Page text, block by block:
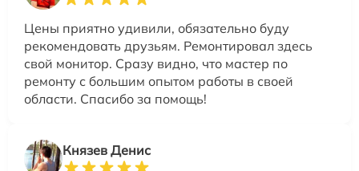
Цены приятно удивили, обязательно буду
рекомендовать друзьям. Ремонтировал здесь
свой монитор. Сразу видно, что мастер по
ремонту с большим опытом работы в своей
области. Спасибо за помощь!
Князев Денис